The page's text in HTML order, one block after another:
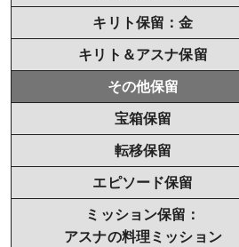
キリト保留：金
キリト＆アスナ保留
その他保留
宝箱保留
転移保留
エピソード保留
ミッション保留：
アスナの料理ミッション